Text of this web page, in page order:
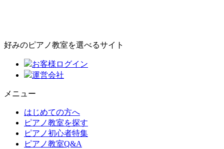
好みのピアノ教室を選べるサイト
お客様ログイン
運営会社
メニュー
はじめての方へ
ピアノ教室を探す
ピアノ初心者特集
ピアノ教室Q&A